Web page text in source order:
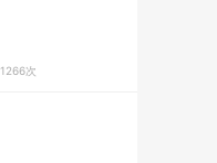
1266次